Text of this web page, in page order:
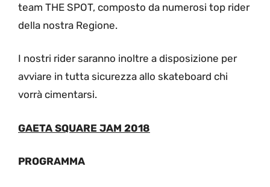
team THE SPOT, composto da numerosi top rider
della nostra Regione.
I nostri rider saranno inoltre a disposizione per
avviare in tutta sicurezza allo skateboard chi
vorrà cimentarsi.
GAETA SQUARE JAM 2018
PROGRAMMA